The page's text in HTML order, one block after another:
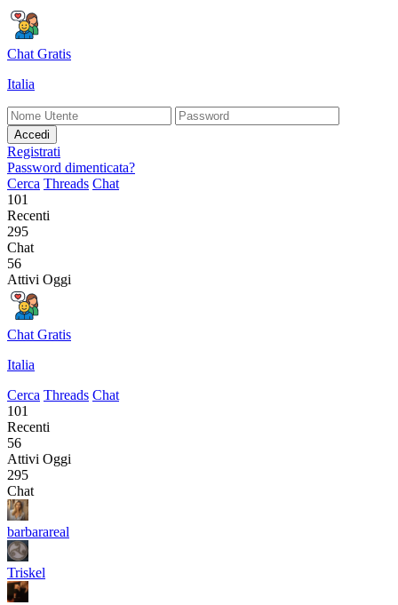
Chat Gratis
Italia
Accedi
Registrati
Password dimenticata?
Cerca Threads Chat
101
Recenti
295
Chat
56
Attivi Oggi
Chat Gratis
Italia
Cerca Threads Chat
101
Recenti
56
Attivi Oggi
295
Chat
barbarareal
Triskel